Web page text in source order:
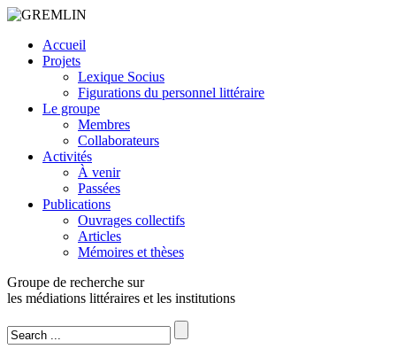
Accueil
Projets
Lexique Socius
Figurations du personnel littéraire
Le groupe
Membres
Collaborateurs
Activités
À venir
Passées
Publications
Ouvrages collectifs
Articles
Mémoires et thèses
Groupe de recherche sur
les médiations littéraires et les institutions